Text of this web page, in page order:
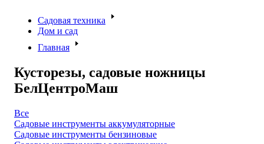
Садовая техника
Дом и сад
Главная
Кусторезы, садовые ножницы
БелЦентроМаш
Все
Садовые инструменты аккумуляторные
Садовые инструменты бензиновые